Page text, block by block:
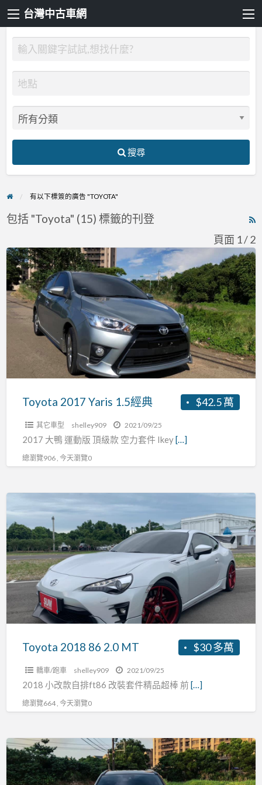
台灣中古車網
搜尋
有以下標簽的廣告 "TOYOTA"
包括 "Toyota" (15) 標籤的刊登
頁面 1 / 2
Toyota
2017
Yaris
1.5
經
$42.5 萬
Toyota 2017 Yaris 1.5經典
其它車型 shelley909 2021/09/25
2017 大鴨 運動版 頂級款 空力套件 Ikey[…]
總瀏覽906 , 今天瀏覽0
2018
86
2.0
MT
$30 多萬
Toyota 2018 86 2.0 MT
轎車/跑車 shelley909 2021/09/25
2018 小改款自排ft86 改裝套件精品超棒 前 […]
總瀏覽664 , 今天瀏覽0
Toyota
2020
rav4